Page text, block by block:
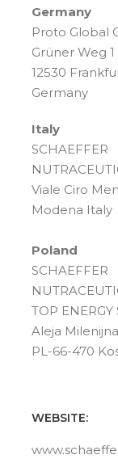
Germany
Proto Global
Grüner Weg 1
12530
Germany
Italy
SCHAEFFER
Viale Ciro
Modena Italy
Poland
SCHAEFFER
TOP ENERGY
Aleja
PL-66-470
WEBSITE: